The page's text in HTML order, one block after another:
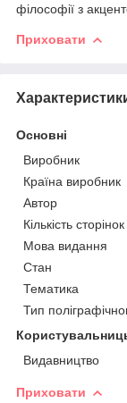
філософії з
Приховати
Основні
Виробник
Країна виробник
Автор
Кількість сторінок
Мова видання
Стан
Тематика
Тип
Видавництво
Приховати